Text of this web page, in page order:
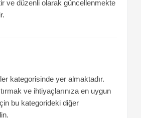
ve düzenli olarak güncellenmekte
kategorisinde yer almaktadır.
ve ihtiyaçlarınıza en uygun
bu kategorideki diğer